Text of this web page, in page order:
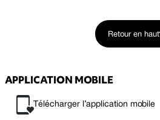
Retour en haut
APPLICATION MOBILE
Télécharger l’application mobile